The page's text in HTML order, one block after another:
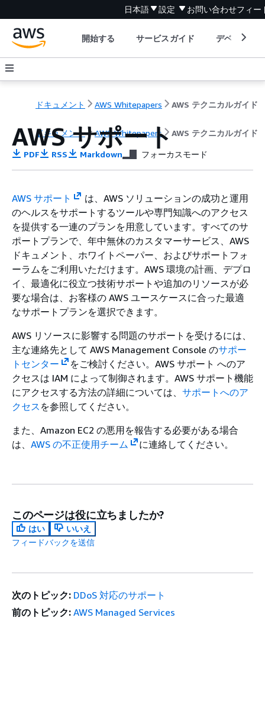
日本語 設定 お問い合わせフィー
開始する サービスガイド デベロッパ
ドキュメント AWS Whitepapers AWS テクニカルガイド
ドキュメント AWS Whitepapers AWS テクニカルガイド
AWS サポート
PDF RSS Markdown フォーカスモード
AWS サポート
は、AWS ソリューションの成功と運用
のヘルスをサポートするツールや専門知識へのアクセス
を提供する一連のプランを用意しています。すべてのサ
ポートプランで、年中無休のカスタマーサービス、AWS
ドキュメント、ホワイトペーパー、およびサポートフォ
ーラムをご利用いただけます。AWS 環境の計画、デプロ
イ、最適化に役立つ技術サポートや追加のリソースが必
要な場合は、お客様の AWS ユースケースに合った最適
なサポートプランを選択できます。
AWS リソースに影響する問題のサポートを受けるには、
主な連絡先として AWS Management Console のサポー
トセンター
をご検討ください。AWS サポート へのア
クセスは IAM によって制御されます。AWS サポート機能
にアクセスする方法の詳細については、 サポートへのア
クセス を参照してください。
また、Amazon EC2 の悪用を報告する必要がある場合
は、 AWS の不正使用チーム に連絡してください。
このページは役に立ちましたか?
はい
いいえ
フィードバックを送信
次のトピック: DDoS 対応のサポート
前のトピック: AWS Managed Services